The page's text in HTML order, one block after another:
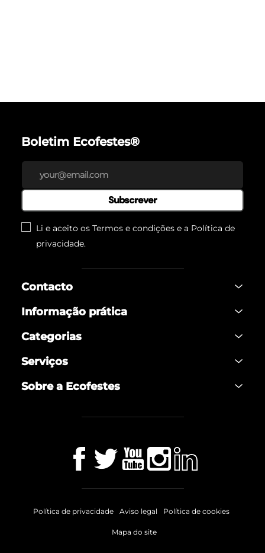
Boletim Ecofestes®
Subscrever
Li e aceito os Termos e condições e a Política de
privacidade.
Contacto
Informação prática
Categorias
Serviços
Sobre a Ecofestes
Política de privacidade Aviso legal Política de cookies
Mapa do site